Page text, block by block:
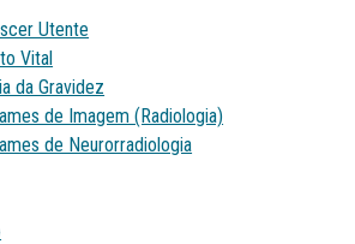
Utente
Vital
da Gravidez
de Imagem (Radiologia)
de Neurorradiologia